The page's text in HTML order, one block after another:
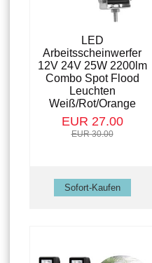
LED
Arbeitsscheinwerfer
12V 24V 25W 2200lm
Combo Spot Flood
Leuchten
Weiß/Rot/Orange
EUR 27.00
EUR 30.00